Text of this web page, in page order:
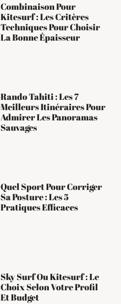
Combinaison Pour
Kitesurf : Les Critères
Techniques Pour Choisir
La Bonne Épaisseur
Rando Tahiti : Les 7
Meilleurs Itinéraires Pour
Admirer Les Panoramas
Sauvages
Quel Sport Pour Corriger
Sa Posture : Les 5
Pratiques Efficaces
Sky Surf Ou Kitesurf : Le
Choix Selon Votre Profil
Et Budget